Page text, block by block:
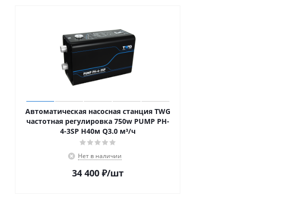
Автоматическая насосная станция TWG
частотная регулировка 750w PUMP PH-
4-3SP H40м Q3.0 м³/ч
Нет в наличии
34 400 ₽/шт